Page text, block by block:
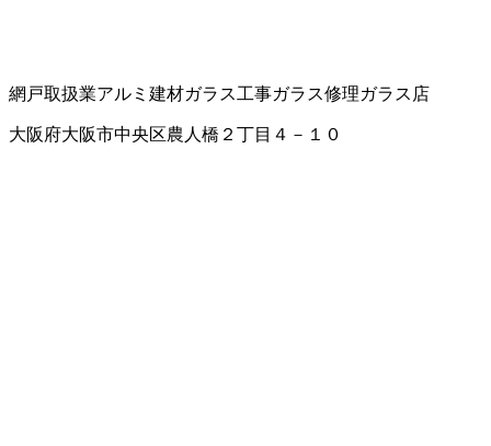
網戸取扱業アルミ建材ガラス工事ガラス修理ガラス店
大阪府大阪市中央区農人橋２丁目４－１０